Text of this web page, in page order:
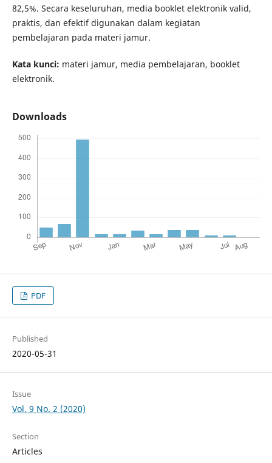
82,5%. Secara keseluruhan, media booklet elektronik valid,
praktis, dan efektif digunakan dalam kegiatan
pembelajaran pada materi jamur.
Kata kunci: materi jamur, media pembelajaran, booklet
elektronik.
Downloads
PDF
Published
2020-05-31
Issue
Vol. 9 No. 2 (2020)
Section
Articles